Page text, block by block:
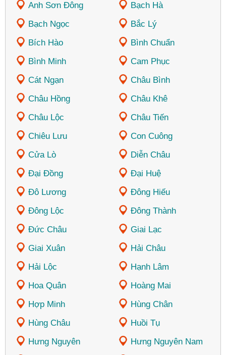
Anh Sơn Đông
Bạch Hà
Bạch Ngọc
Bắc Lý
Bích Hào
Bình Chuẩn
Bình Minh
Cam Phục
Cát Ngạn
Châu Bình
Châu Hồng
Châu Khê
Châu Lộc
Châu Tiến
Chiêu Lưu
Con Cuông
Cửa Lò
Diễn Châu
Đại Đồng
Đại Huệ
Đô Lương
Đông Hiếu
Đông Lộc
Đông Thành
Đức Châu
Giai Lạc
Giai Xuân
Hải Châu
Hải Lộc
Hạnh Lâm
Hoa Quân
Hoàng Mai
Hợp Minh
Hùng Chân
Hùng Châu
Huồi Tụ
Hưng Nguyên
Hưng Nguyên Nam